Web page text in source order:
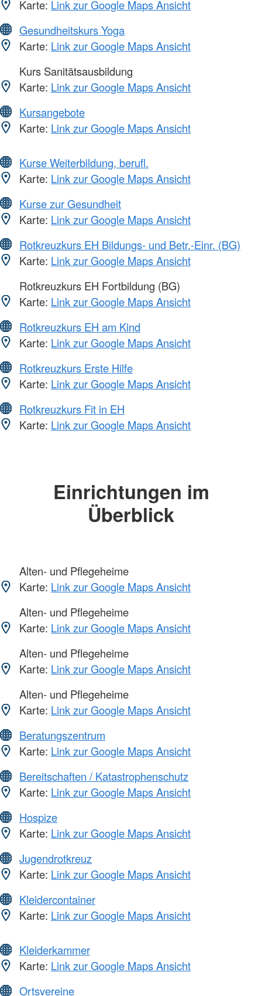
Karte: Link zur Google Maps Ansicht
Gesundheitskurs Yoga
Karte: Link zur Google Maps Ansicht
Kurs Sanitätsausbildung
Karte: Link zur Google Maps Ansicht
Kursangebote
Karte: Link zur Google Maps Ansicht
Kurse Weiterbildung, berufl.
Karte: Link zur Google Maps Ansicht
Kurse zur Gesundheit
Karte: Link zur Google Maps Ansicht
Rotkreuzkurs EH Bildungs- und Betr.-Einr. (BG)
Karte: Link zur Google Maps Ansicht
Rotkreuzkurs EH Fortbildung (BG)
Karte: Link zur Google Maps Ansicht
Rotkreuzkurs EH am Kind
Karte: Link zur Google Maps Ansicht
Rotkreuzkurs Erste Hilfe
Karte: Link zur Google Maps Ansicht
Rotkreuzkurs Fit in EH
Karte: Link zur Google Maps Ansicht
Einrichtungen im
Überblick
Alten- und Pflegeheime
Karte: Link zur Google Maps Ansicht
Alten- und Pflegeheime
Karte: Link zur Google Maps Ansicht
Alten- und Pflegeheime
Karte: Link zur Google Maps Ansicht
Alten- und Pflegeheime
Karte: Link zur Google Maps Ansicht
Beratungszentrum
Karte: Link zur Google Maps Ansicht
Bereitschaften / Katastrophenschutz
Karte: Link zur Google Maps Ansicht
Hospize
Karte: Link zur Google Maps Ansicht
Jugendrotkreuz
Karte: Link zur Google Maps Ansicht
Kleidercontainer
Karte: Link zur Google Maps Ansicht
Kleiderkammer
Karte: Link zur Google Maps Ansicht
Ortsvereine